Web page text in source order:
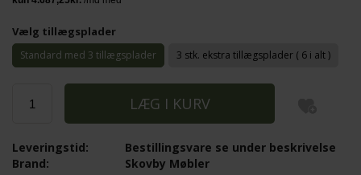
Vælg tillægsplader
Standard med 3 tillægsplader 3 stk. ekstra tillægsplader ( 6 i alt )
Bestillingsvare se under beskrivelse
Leveringstid:
Skovby Møbler
Brand: